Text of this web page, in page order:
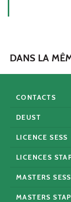
DANS LA
CONTACTS
DEUST
LICENCE SESS
LICENCES
MASTERS SESS
MASTERS